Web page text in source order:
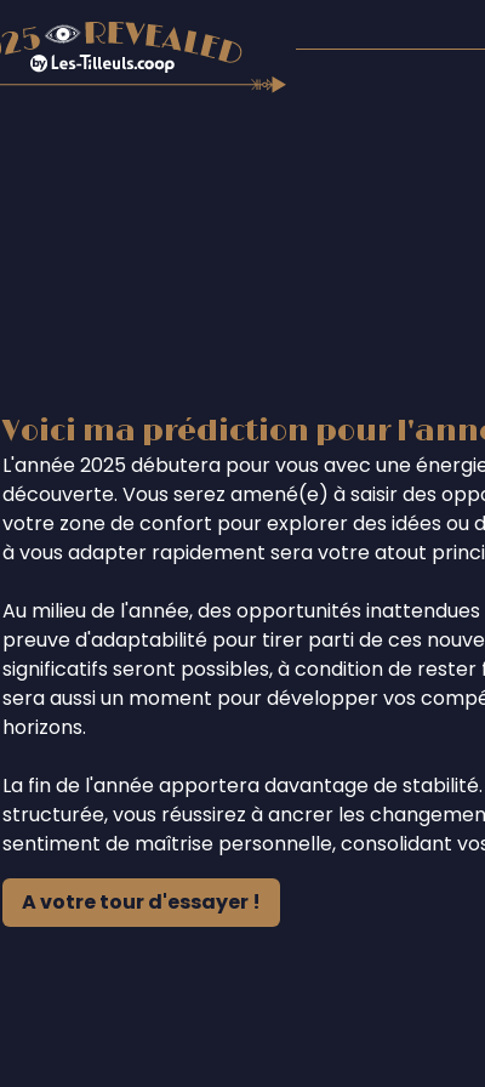
Voici ma prédiction pour
L'année 2025 débutera pour vous avec une
découverte. Vous serez amené(e) à saisir des
votre zone de confort pour explorer des idées ou
à vous adapter rapidement sera votre atout
Au milieu de l'année, des opportunités
preuve d'adaptabilité pour tirer parti de ces
significatifs seront possibles, à condition de
sera aussi un moment pour développer vos
horizons.
La fin de l'année apportera davantage de
structurée, vous réussirez à ancrer les
sentiment de maîtrise personnelle, consolidant
A votre tour d'essayer !